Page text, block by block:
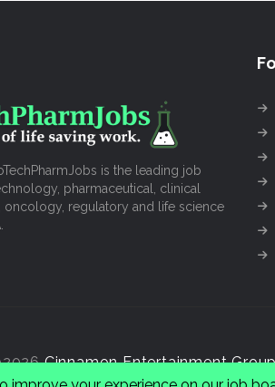
is the leading job
pharmaceutical, clinical
oncology, regulatory and life science
Cinnamon Entertainment